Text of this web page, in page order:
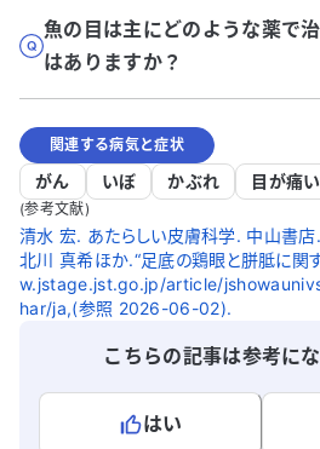
魚の目は主にどのような薬で
はありますか？
関連する病気と症状
がん いぼ かぶれ 目が痛い
(参考文献)
清水 宏. あたらしい皮膚科学. 中山書
北川 真希ほか.“足底の鶏眼と胼胝に
w.jstage.jst.go.jp/article/
har/ja,(参照 2026-06-02).
こちらの記事は参考に
はい